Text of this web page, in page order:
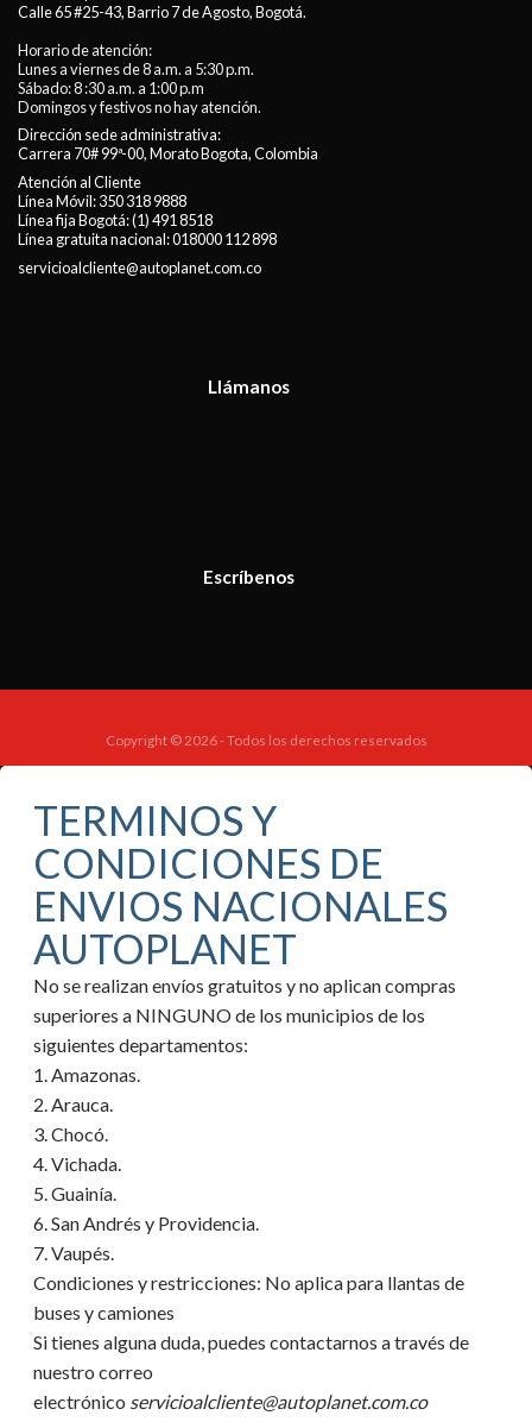
Calle 65 #25-43, Barrio 7 de Agosto, Bogotá.
Horario de atención:
Lunes a viernes de 8 a.m. a 5:30 p.m.
Sábado: 8 :30 a.m. a 1:00 p.m
Domingos y festivos no hay atención.
Dirección sede administrativa:
Carrera 70# 99ª-00, Morato Bogota, Colombia
Atención al Cliente
Línea Móvil:350 318 9888
Línea fija Bogotá:(1) 491 8518
Línea gratuita nacional:018000 112 898
servicioalcliente@autoplanet.com.co
Llámanos
Escríbenos
Copyright © 2026 - Todos los derechos reservados
TERMINOS Y
CONDICIONES DE
ENVIOS NACIONALES
AUTOPLANET
No se realizan envíos gratuitos y no aplican compras
superiores a NINGUNO de los municipios de los
siguientes departamentos:
1. Amazonas.
2. Arauca.
3. Chocó.
4. Vichada.
5. Guainía.
6. San Andrés y Providencia.
7. Vaupés.
Condiciones y restricciones: No aplica para llantas de
buses y camiones
Si tienes alguna duda, puedes contactarnos a través de
nuestro correo
electrónico servicioalcliente@autoplanet.com.co